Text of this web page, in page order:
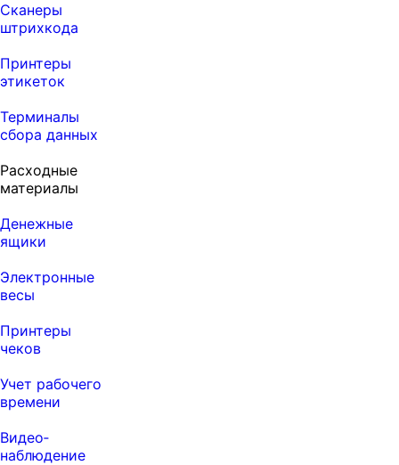
Сканеры
штрихкода
Принтеры
этикеток
Терминалы
сбора данных
Расходные
материалы
Денежные
ящики
Электронные
весы
Принтеры
чеков
Учет рабочего
времени
Видео‑
наблюдение